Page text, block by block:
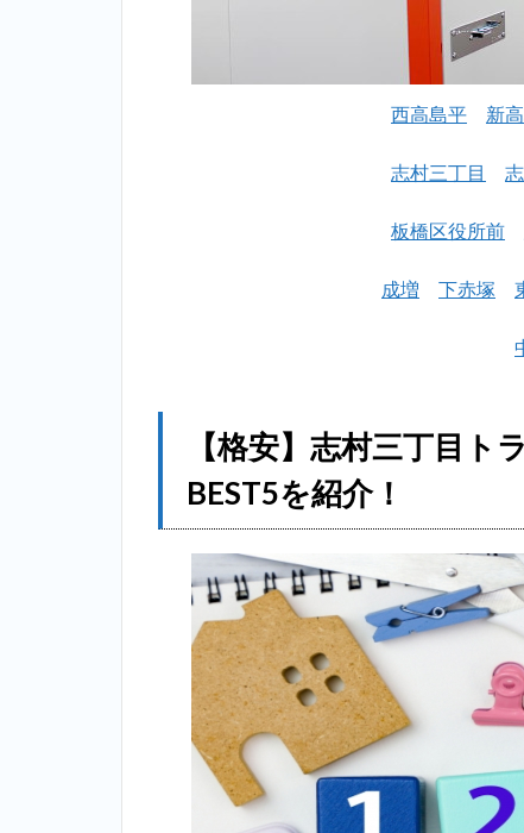
西高島平 新
志村三丁目
板橋区役所前
成増 下赤塚
【格安】志村三丁目
BEST5を紹介！